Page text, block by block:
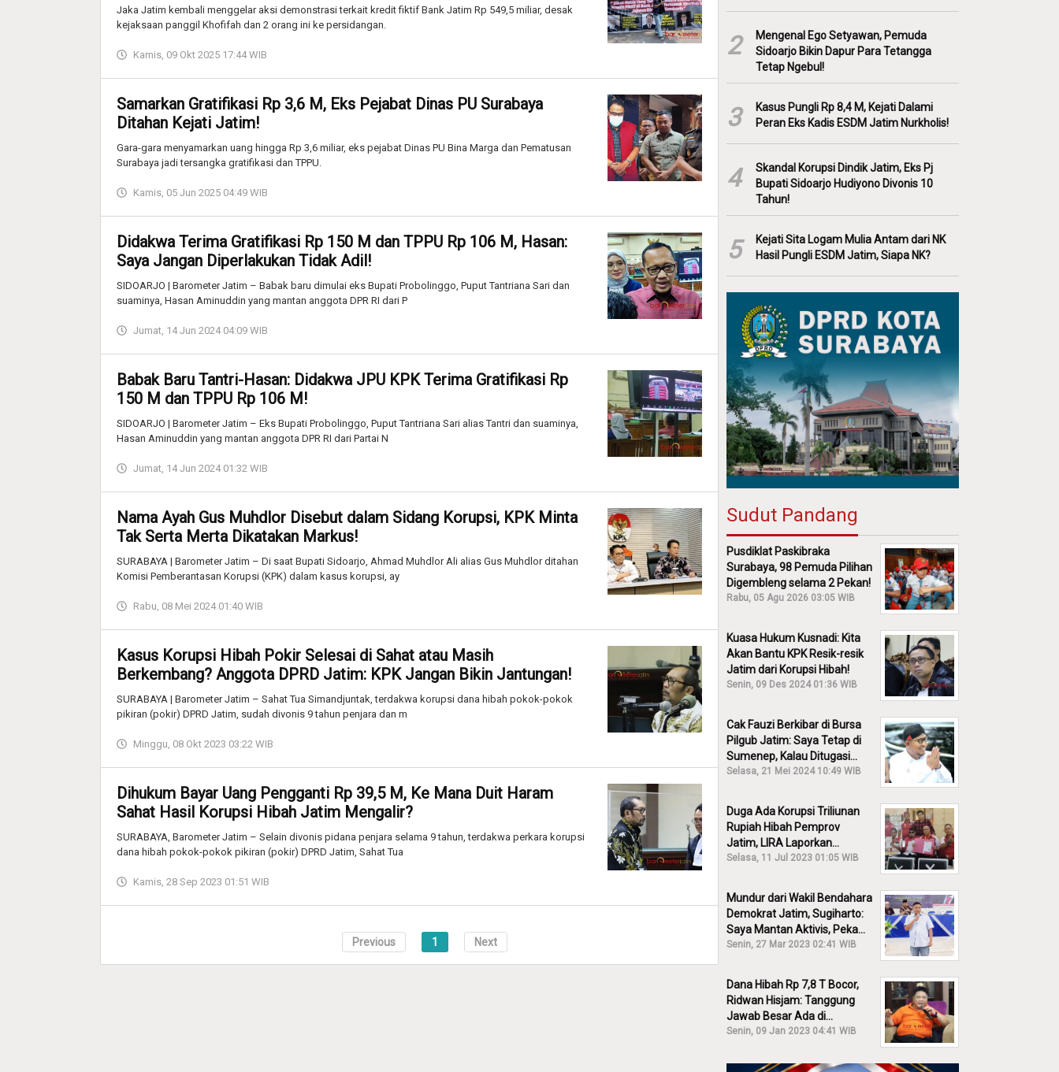
Jaka Jatim kembali menggelar aksi demonstrasi terkait kredit fiktif Bank Jatim Rp 549,5 miliar, desak
kejaksaan panggil Khofifah dan 2 orang ini ke persidangan.
Kamis, 09 Okt 2025 17:44 WIB
Samarkan Gratifikasi Rp 3,6 M, Eks Pejabat Dinas PU Surabaya
Ditahan Kejati Jatim!
Gara-gara menyamarkan uang hingga Rp 3,6 miliar, eks pejabat Dinas PU Bina Marga dan Pematusan
Surabaya jadi tersangka gratifikasi dan TPPU.
Kamis, 05 Jun 2025 04:49 WIB
Didakwa Terima Gratifikasi Rp 150 M dan TPPU Rp 106 M, Hasan:
Saya Jangan Diperlakukan Tidak Adil!
SIDOARJO | Barometer Jatim – Babak baru dimulai eks Bupati Probolinggo, Puput Tantriana Sari dan
suaminya, Hasan Aminuddin yang mantan anggota DPR RI dari P
Jumat, 14 Jun 2024 04:09 WIB
Babak Baru Tantri-Hasan: Didakwa JPU KPK Terima Gratifikasi Rp
150 M dan TPPU Rp 106 M!
SIDOARJO | Barometer Jatim – Eks Bupati Probolinggo, Puput Tantriana Sari alias Tantri dan suaminya,
Hasan Aminuddin yang mantan anggota DPR RI dari Partai N
Jumat, 14 Jun 2024 01:32 WIB
Nama Ayah Gus Muhdlor Disebut dalam Sidang Korupsi, KPK Minta
Tak Serta Merta Dikatakan Markus!
SURABAYA | Barometer Jatim – Di saat Bupati Sidoarjo, Ahmad Muhdlor Ali alias Gus Muhdlor ditahan
Komisi Pemberantasan Korupsi (KPK) dalam kasus korupsi, ay
Rabu, 08 Mei 2024 01:40 WIB
Kasus Korupsi Hibah Pokir Selesai di Sahat atau Masih
Berkembang? Anggota DPRD Jatim: KPK Jangan Bikin Jantungan!
SURABAYA | Barometer Jatim – Sahat Tua Simandjuntak, terdakwa korupsi dana hibah pokok-pokok
pikiran (pokir) DPRD Jatim, sudah divonis 9 tahun penjara dan m
Minggu, 08 Okt 2023 03:22 WIB
Dihukum Bayar Uang Pengganti Rp 39,5 M, Ke Mana Duit Haram
Sahat Hasil Korupsi Hibah Jatim Mengalir?
SURABAYA, Barometer Jatim – Selain divonis pidana penjara selama 9 tahun, terdakwa perkara korupsi
dana hibah pokok-pokok pikiran (pokir) DPRD Jatim, Sahat Tua
Kamis, 28 Sep 2023 01:51 WIB
Previous 1 Next
2
Mengenal Ego Setyawan, Pemuda
Sidoarjo Bikin Dapur Para Tetangga
Tetap Ngebul!
3
Kasus Pungli Rp 8,4 M, Kejati Dalami
Peran Eks Kadis ESDM Jatim Nurkholis!
4
Skandal Korupsi Dindik Jatim, Eks Pj
Bupati Sidoarjo Hudiyono Divonis 10
Tahun!
5
Kejati Sita Logam Mulia Antam dari NK
Hasil Pungli ESDM Jatim, Siapa NK?
Sudut Pandang
Pusdiklat Paskibraka
Surabaya, 98 Pemuda Pilihan
Digembleng selama 2 Pekan!
Rabu, 05 Agu 2026 03:05 WIB
Kuasa Hukum Kusnadi: Kita
Akan Bantu KPK Resik-resik
Jatim dari Korupsi Hibah!
Senin, 09 Des 2024 01:36 WIB
Cak Fauzi Berkibar di Bursa
Pilgub Jatim: Saya Tetap di
Sumenep, Kalau Ditugasi
Partai Lain Cerita!
Selasa, 21 Mei 2024 10:49 WIB
Duga Ada Korupsi Triliunan
Rupiah Hibah Pemprov
Jatim, LIRA Laporkan
Khofifah ke KPK: Dia Harus
Selasa, 11 Jul 2023 01:05 WIB
Mundur dari Wakil Bendahara
Demokrat Jatim, Sugiharto:
Saya Mantan Aktivis, Peka
Sekali Kalau Ada yang
Senin, 27 Mar 2023 02:41 WIB
Dana Hibah Rp 7,8 T Bocor,
Ridwan Hisjam: Tanggung
Jawab Besar Ada di
Pemprov, Bukan DPRD Jatim!
Senin, 09 Jan 2023 04:41 WIB